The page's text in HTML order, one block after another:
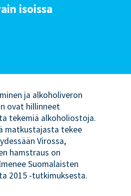
isoissa
ja alkoholiveron
ovat hillinneet
tekemiä alkoholiostoja.
matkustajasta tekee
Virossa,
hamstraus on
Suomalaisten
2015 -tutkimuksesta.